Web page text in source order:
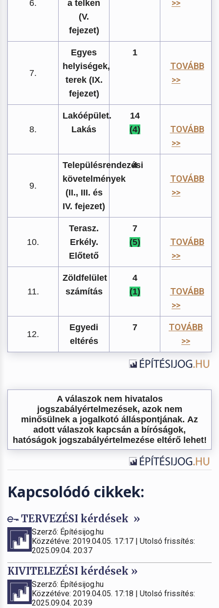
6.
a telken
(V.
fejezet)
>>
7.
Egyes
helyiségek,
terek (IX.
fejezet)
1
TOVÁBB
>>
8.
Lakóépület.
Lakás
14
(4)
TOVÁBB
>>
9.
Településrendezési
követelmények
(II., III. és
IV. fejezet)
4
TOVÁBB
>>
10.
Terasz.
Erkély.
Előtető
7
(5)
TOVÁBB
>>
11.
Zöldfelület
számítás
4
(1)
TOVÁBB
>>
12.
Egyedi
eltérés
7
TOVÁBB
>>
A válaszok nem hivatalos
jogszabályértelmezések, azok nem
minősülnek a jogalkotó álláspontjának. Az
adott válaszok kapcsán a bíróságok,
hatóságok jogszabályértelmezése eltérő lehet!
Kapcsolódó cikkek:
TERVEZÉSI kérdések »
Szerző: Építésijog.hu
Közzétéve: 2019.04.05. 17:17 | Utolsó frissítés:
2025.09.04. 20:37
KIVITELEZÉSI kérdések »
Szerző: Építésijog.hu
Közzétéve: 2019.04.05. 17:18 | Utolsó frissítés:
2025.09.04. 20:39